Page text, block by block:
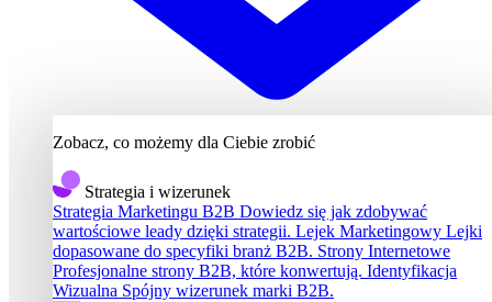
Zobacz, co możemy dla Ciebie zrobić
Strategia i wizerunek
Strategia Marketingu B2B Dowiedz się jak zdobywać
wartościowe leady dzięki strategii. Lejek Marketingowy Lejki
dopasowane do specyfiki branż B2B. Strony Internetowe
Profesjonalne strony B2B, które konwertują. Identyfikacja
Wizualna Spójny wizerunek marki B2B.